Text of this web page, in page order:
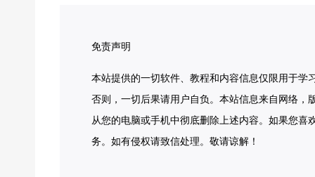
免责声明
本站提供的一切软件、教程和内容信息仅限用于学
否则，一切后果请用户自负。本站信息来自网络，
从您的电脑或手机中彻底删除上述内容。如果您
务。如有侵权请致信处理。敬请谅解！